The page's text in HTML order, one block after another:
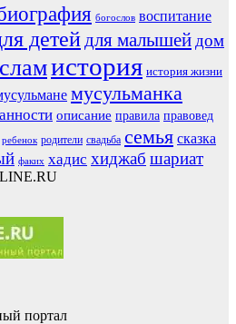
богослов воспитание
детей для малышей дом
история история жизни
мусульманка
описание правила правовед
ребенок родители свадьба семья сказка
факих хадис хиджаб шариат
портал